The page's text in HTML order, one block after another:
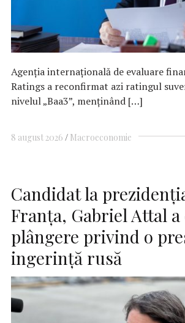
Agenția internațională de evaluare
Ratings a reconfirmat azi ratingul
nivelul „Baa3”, menținând […]
8 august 2026 Macroeconomie
Candidat la
Franţa, Gabriel Attal a
plângere privind o
ingerinţă rusă